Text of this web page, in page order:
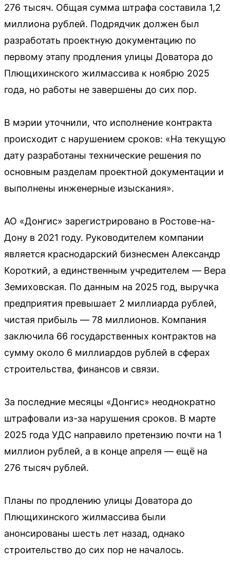
276 тысяч. Общая сумма штрафа составила 1,2
миллиона рублей. Подрядчик должен был
разработать проектную документацию по
первому этапу продления улицы Доватора до
Плющихинского жилмассива к ноябрю 2025
года, но работы не завершены до сих пор.
В мэрии уточнили, что исполнение контракта
происходит с нарушением сроков: «На текущую
дату разработаны технические решения по
основным разделам проектной документации и
выполнены инженерные изыскания».
АО «Донгис» зарегистрировано в Ростове-на-
Дону в 2021 году. Руководителем компании
является краснодарский бизнесмен Александр
Короткий, а единственным учредителем — Вера
Земиховская. По данным на 2025 год, выручка
предприятия превышает 2 миллиарда рублей,
чистая прибыль — 78 миллионов. Компания
заключила 66 государственных контрактов на
сумму около 6 миллиардов рублей в сферах
строительства, финансов и связи.
За последние месяцы «Донгис» неоднократно
штрафовали из-за нарушения сроков. В марте
2025 года УДС направило претензию почти на 1
миллион рублей, а в конце апреля — ещё на
276 тысяч рублей.
Планы по продлению улицы Доватора до
Плющихинского жилмассива были
анонсированы шесть лет назад, однако
строительство до сих пор не началось.